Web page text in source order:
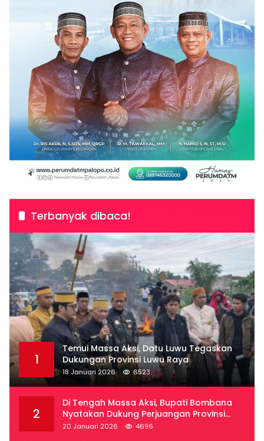
Terbanyak dibaca!
1
Temui Massa Aksi, Datu Luwu Tegaskan
Dukungan Provinsi Luwu Raya
18 Januari 2026 6523
2
Di Tengah Massa Aksi, Bupati Bombana
Nyatakan Dukung Perjuangan Provinsi
Luwu Raya
20 Januari 2026 4696